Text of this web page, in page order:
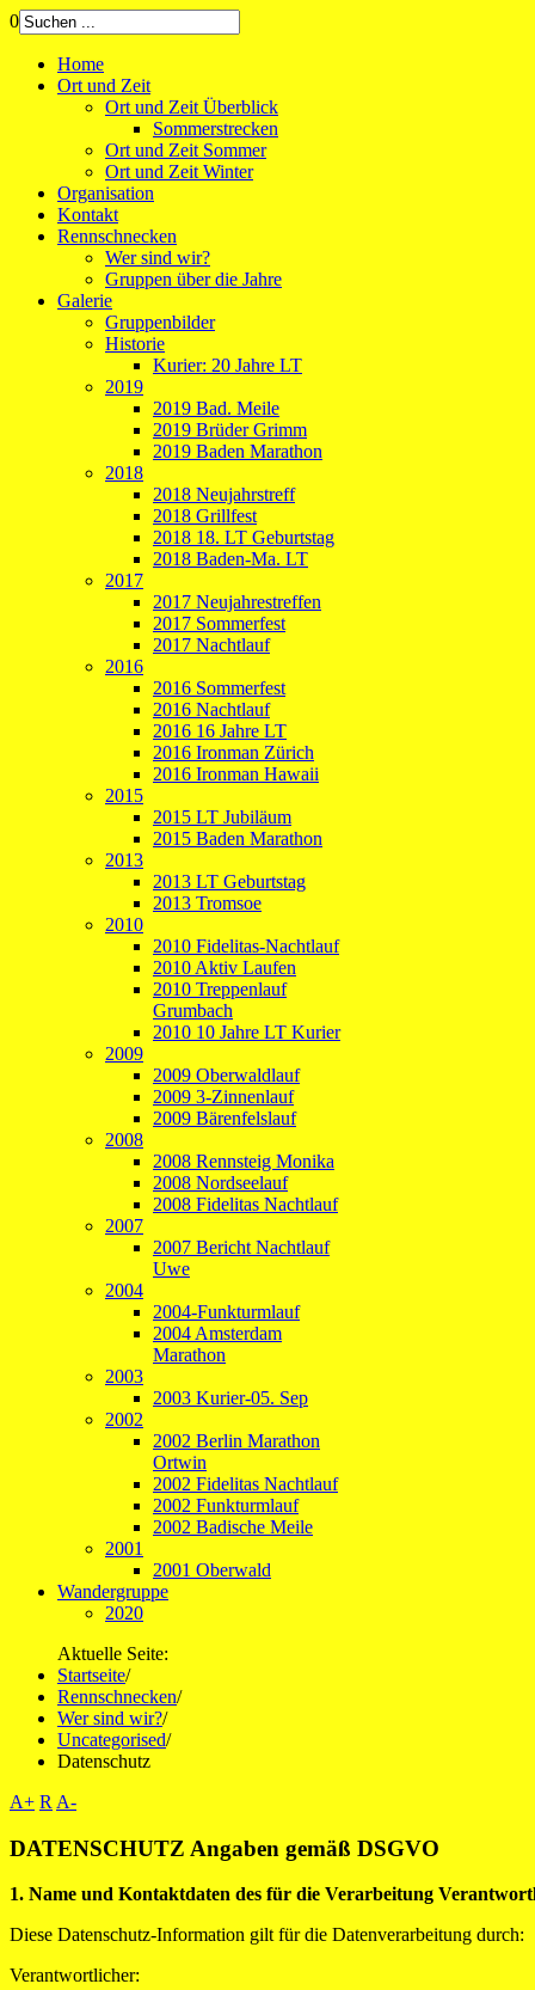
0
Home
Ort und Zeit
Ort und Zeit Überblick
Sommerstrecken
Ort und Zeit Sommer
Ort und Zeit Winter
Organisation
Kontakt
Rennschnecken
Wer sind wir?
Gruppen über die Jahre
Galerie
Gruppenbilder
Historie
Kurier: 20 Jahre LT
2019
2019 Bad. Meile
2019 Brüder Grimm
2019 Baden Marathon
2018
2018 Neujahrstreff
2018 Grillfest
2018 18. LT Geburtstag
2018 Baden-Ma. LT
2017
2017 Neujahrestreffen
2017 Sommerfest
2017 Nachtlauf
2016
2016 Sommerfest
2016 Nachtlauf
2016 16 Jahre LT
2016 Ironman Zürich
2016 Ironman Hawaii
2015
2015 LT Jubiläum
2015 Baden Marathon
2013
2013 LT Geburtstag
2013 Tromsoe
2010
2010 Fidelitas-Nachtlauf
2010 Aktiv Laufen
2010 Treppenlauf
Grumbach
2010 10 Jahre LT Kurier
2009
2009 Oberwaldlauf
2009 3-Zinnenlauf
2009 Bärenfelslauf
2008
2008 Rennsteig Monika
2008 Nordseelauf
2008 Fidelitas Nachtlauf
2007
2007 Bericht Nachtlauf
Uwe
2004
2004-Funkturmlauf
2004 Amsterdam
Marathon
2003
2003 Kurier-05. Sep
2002
2002 Berlin Marathon
Ortwin
2002 Fidelitas Nachtlauf
2002 Funkturmlauf
2002 Badische Meile
2001
2001 Oberwald
Wandergruppe
2020
Aktuelle Seite:
Startseite/
Rennschnecken/
Wer sind wir?/
Uncategorised/
Datenschutz
A+ R A-
DATENSCHUTZ Angaben gemäß DSGVO
1. Name und Kontaktdaten des für die Verarbeitung
Diese Datenschutz-Information gilt für die Datenverarbeitung durch:
Verantwortlicher: